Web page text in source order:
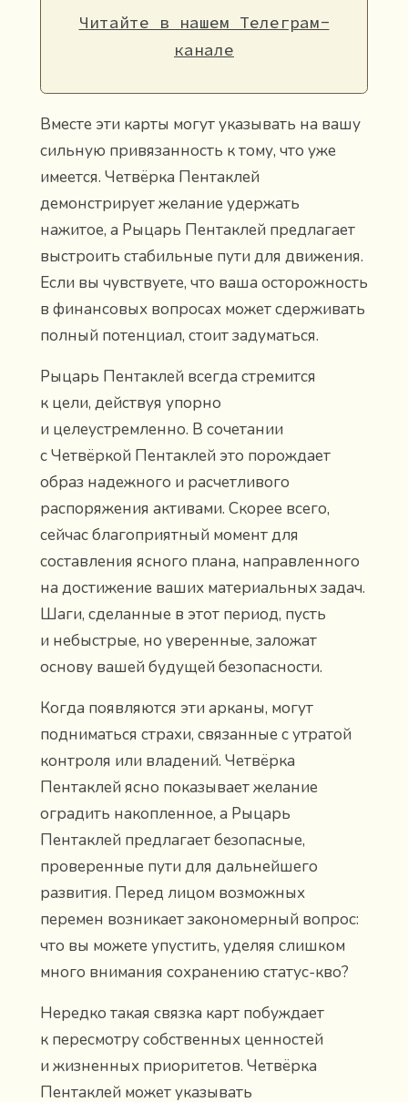
Читайте в нашем Телеграм-
канале
Вместе эти карты могут указывать на вашу
сильную привязанность к тому, что уже
имеется. Четвёрка Пентаклей
демонстрирует желание удержать
нажитое, а Рыцарь Пентаклей предлагает
выстроить стабильные пути для движения.
Если вы чувствуете, что ваша осторожность
в финансовых вопросах может сдерживать
полный потенциал, стоит задуматься.
Рыцарь Пентаклей всегда стремится
к цели, действуя упорно
и целеустремленно. В сочетании
с Четвёркой Пентаклей это порождает
образ надежного и расчетливого
распоряжения активами. Скорее всего,
сейчас благоприятный момент для
составления ясного плана, направленного
на достижение ваших материальных задач.
Шаги, сделанные в этот период, пусть
и небыстрые, но уверенные, заложат
основу вашей будущей безопасности.
Когда появляются эти арканы, могут
подниматься страхи, связанные с утратой
контроля или владений. Четвёрка
Пентаклей ясно показывает желание
оградить накопленное, а Рыцарь
Пентаклей предлагает безопасные,
проверенные пути для дальнейшего
развития. Перед лицом возможных
перемен возникает закономерный вопрос:
что вы можете упустить, уделяя слишком
много внимания сохранению статус-кво?
Нередко такая связка карт побуждает
к пересмотру собственных ценностей
и жизненных приоритетов. Четвёрка
Пентаклей может указывать